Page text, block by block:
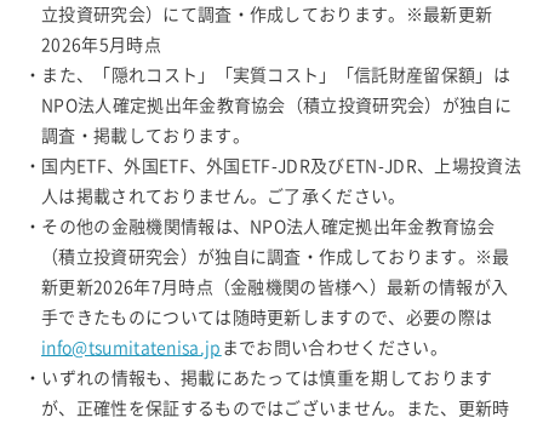
立投資研究会）にて調査・作成しております。※最新更新
2026年5月時点
・また、「隠れコスト」「実質コスト」「信託財産留保額」は
NPO法人確定拠出年金教育協会（積立投資研究会）が独自に
調査・掲載しております。
・国内ETF、外国ETF、外国ETF-JDR及びETN-JDR、上場投資法
人は掲載されておりません。ご了承ください。
・その他の金融機関情報は、NPO法人確定拠出年金教育協会
（積立投資研究会）が独自に調査・作成しております。※最
新更新2026年7月時点（金融機関の皆様へ）最新の情報が入
手できたものについては随時更新しますので、必要の際は
info@tsumitatenisa.jp までお問い合わせください。
・いずれの情報も、掲載にあたっては慎重を期しております
が、正確性を保証するものではございません。また、更新時